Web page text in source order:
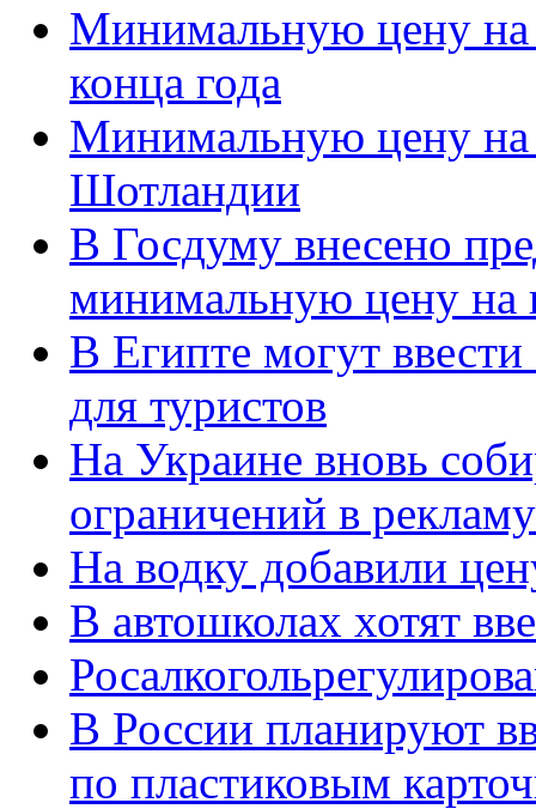
Минимальную цену на
конца года
Минимальную цену на
Шотландии
В Госдуму внесено
минимальную цену на
В Египте могут
для туристов
На Украине вновь
ограничений в
На водку добавили
В автошколах хотят
В России планируют
по пластиковым